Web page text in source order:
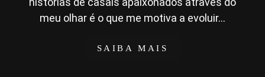
meu olhar é o que me motiva a evoluir...
SAIBA MAIS